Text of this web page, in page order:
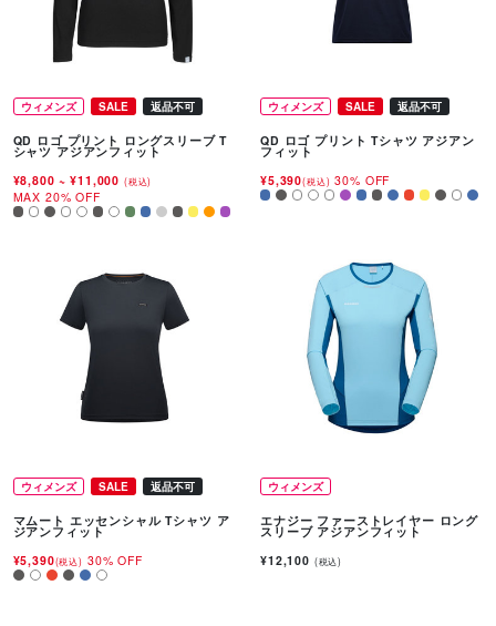
ウィメンズ SALE 返品不可
QD ロゴ プリント ロングスリーブ T
シャツ アジアンフィット
¥8,800~ ¥11,000 (税込)
MAX 20% OFF
ウィメンズ SALE 返品不可
QD ロゴ プリント Tシャツ アジアン
フィット
¥5,390(税込) 30% OFF
ウィメンズ SALE 返品不可
マムート エッセンシャル Tシャツ ア
ジアンフィット
¥5,390(税込) 30% OFF
ウィメンズ
エナジー ファーストレイヤー ロング
スリーブ アジアンフィット
¥12,100 (税込)